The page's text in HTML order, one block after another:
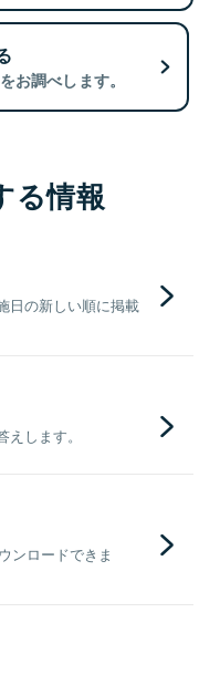
お調べします。
る情報
日の新しい順に掲載
します。
ンロードできま